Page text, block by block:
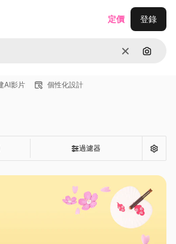
清除 通過圖
定價 登錄
AI影片 個性化設計
過濾器